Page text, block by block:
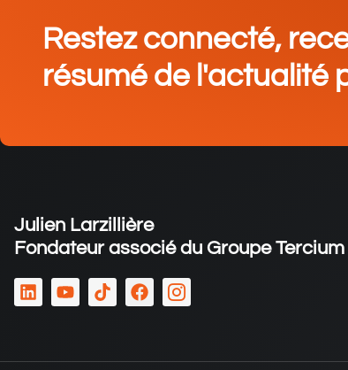
Restez connecté,
résumé de l'actualité
Julien Larzillière
Fondateur associé du Groupe Tercium